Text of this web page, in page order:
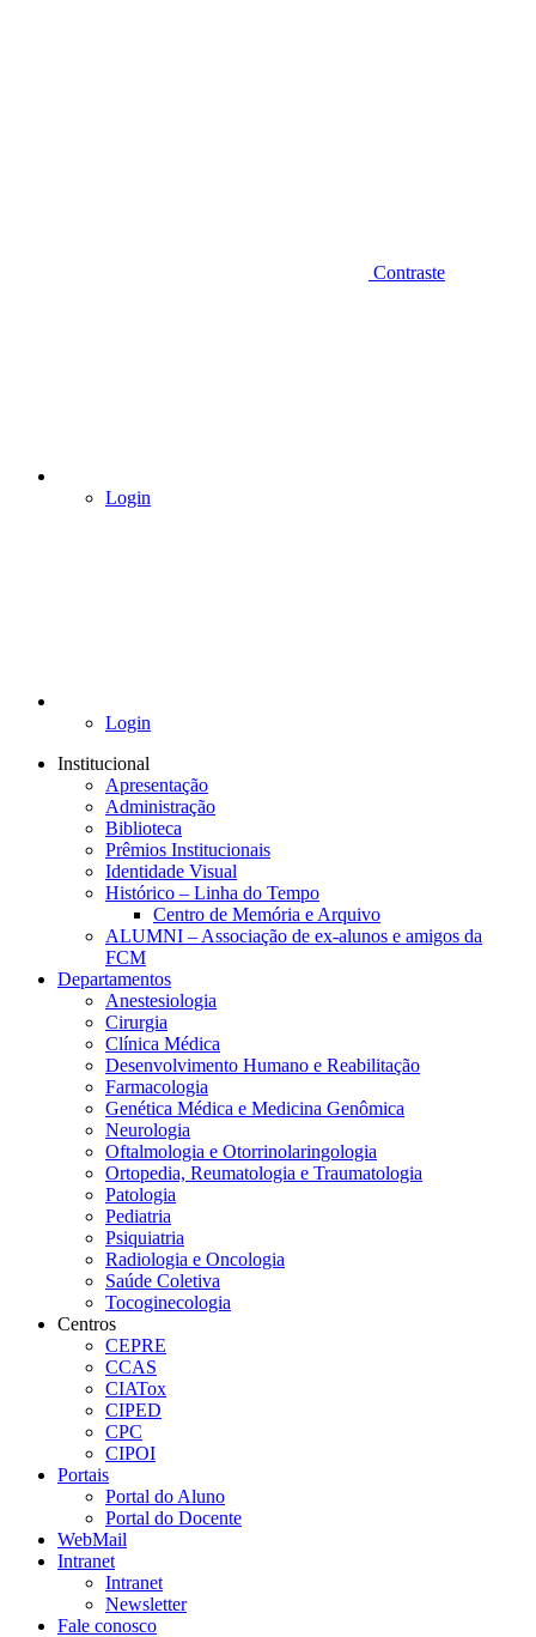
Contraste
Login
Login
Institucional
Apresentação
Administração
Biblioteca
Prêmios Institucionais
Identidade Visual
Histórico – Linha do Tempo
Centro de Memória e Arquivo
ALUMNI – Associação de ex-alunos e amigos da
FCM
Departamentos
Anestesiologia
Cirurgia
Clínica Médica
Desenvolvimento Humano e Reabilitação
Farmacologia
Genética Médica e Medicina Genômica
Neurologia
Oftalmologia e Otorrinolaringologia
Ortopedia, Reumatologia e Traumatologia
Patologia
Pediatria
Psiquiatria
Radiologia e Oncologia
Saúde Coletiva
Tocoginecologia
Centros
CEPRE
CCAS
CIATox
CIPED
CPC
CIPOI
Portais
Portal do Aluno
Portal do Docente
WebMail
Intranet
Intranet
Newsletter
Fale conosco